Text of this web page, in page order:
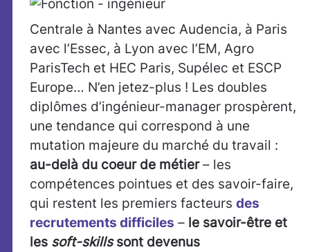
Centrale à Nantes avec Audencia, à Paris
avec l’Essec, à Lyon avec l’EM, Agro
ParisTech et HEC Paris, Supélec et ESCP
Europe… N’en jetez-plus ! Les doubles
diplômes d’ingénieur-manager prospèrent,
une tendance qui correspond à une
mutation majeure du marché du travail :
au-delà du coeur de métier– les
compétences pointues et des savoir-faire,
qui restent les premiers facteurs des
recrutements difficiles – le savoir-être et
les soft-skillssont devenus